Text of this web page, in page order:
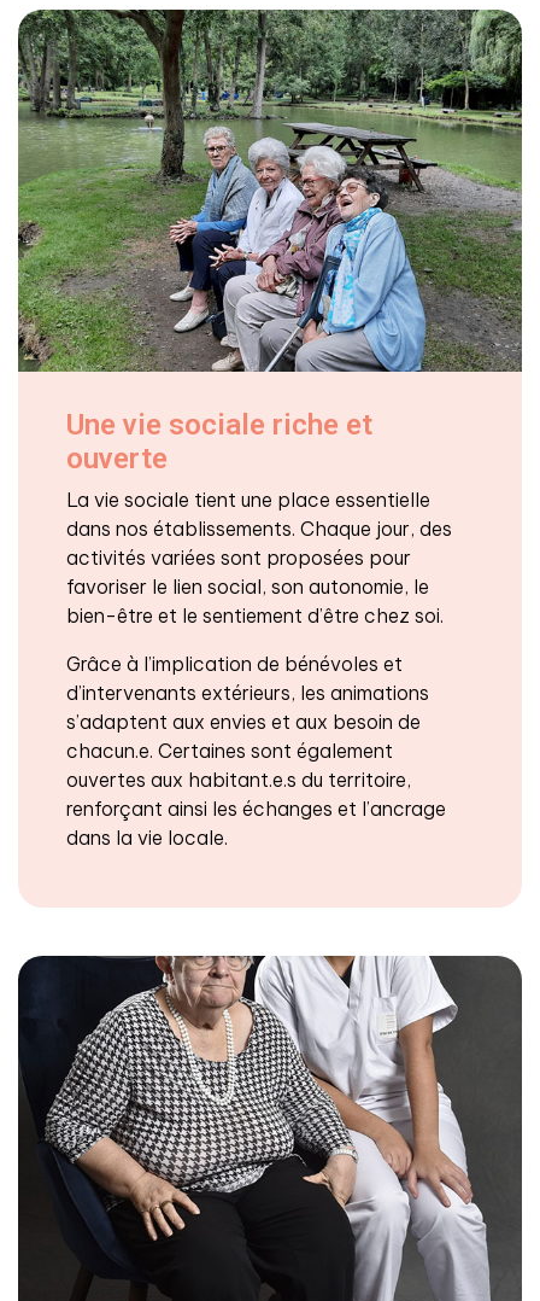
Une vie sociale riche et
ouverte
La vie sociale tient une place essentielle
dans nos établissements. Chaque jour, des
activités variées sont proposées pour
favoriser le lien social, son autonomie, le
bien-être et le sentiement d’être chez soi.
Grâce à l’implication de bénévoles et
d’intervenants extérieurs, les animations
s’adaptent aux envies et aux besoin de
chacun.e. Certaines sont également
ouvertes aux habitant.e.s du territoire,
renforçant ainsi les échanges et l’ancrage
dans la vie locale.